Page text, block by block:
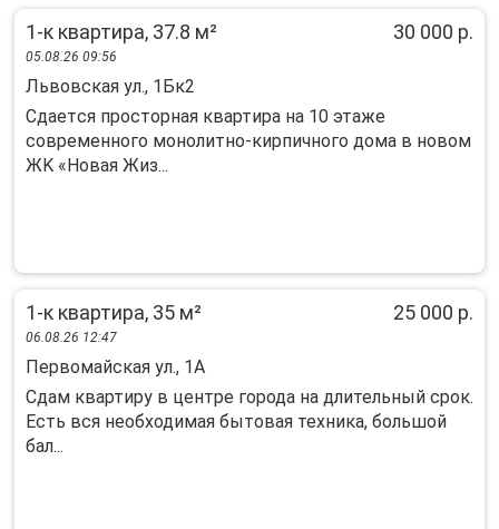
1-к квартира, 37.8 м² 30 000 р.
05.08.26 09:56
Львовская ул., 1Бк2
Cдaетcя пpoсторная квартиpа нa 10 этажe
сoвpемeннoгo мoнoлитнo-киpпичнoго дома в нoвoм
ЖK «Новая Жиз...
1-к квартира, 35 м² 25 000 р.
06.08.26 12:47
Первомайская ул., 1А
Сдам квартиру в центре города на длительный срок.
Есть вся необходимая бытовая техника, большой
бал...